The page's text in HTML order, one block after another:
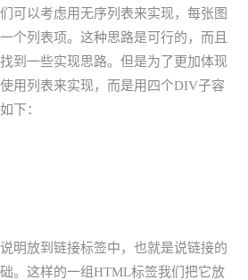
可以考虑用无序列表来实现，每张图
个列表项。这种思路是可行的，而且
到一些实现思路。但是为了更加体现
用列表来实现，而是用四个DIV子容
下：
明放到链接标签中，也就是说链接的
。这样的一组HTML标签我们把它放